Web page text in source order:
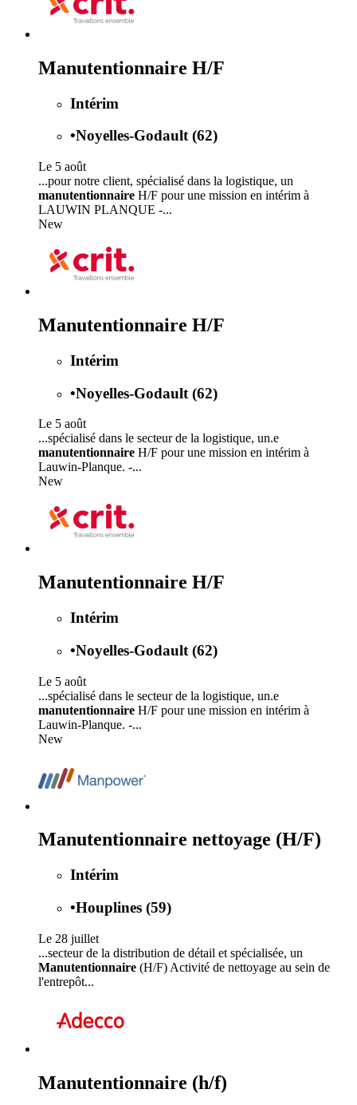
Manutentionnaire H/F
Intérim
•Noyelles-Godault (62)
Le 5 août
...pour notre client, spécialisé dans la logistique, un
manutentionnaire H/F pour une mission en intérim à
LAUWIN PLANQUE -...
New
Manutentionnaire H/F
Intérim
•Noyelles-Godault (62)
Le 5 août
...spécialisé dans le secteur de la logistique, un.e
manutentionnaire H/F pour une mission en intérim à
Lauwin-Planque. -...
New
Manutentionnaire H/F
Intérim
•Noyelles-Godault (62)
Le 5 août
...spécialisé dans le secteur de la logistique, un.e
manutentionnaire H/F pour une mission en intérim à
Lauwin-Planque. -...
New
Manutentionnaire nettoyage (H/F)
Intérim
•Houplines (59)
Le 28 juillet
...secteur de la distribution de détail et spécialisée, un
Manutentionnaire (H/F) Activité de nettoyage au sein de
l'entrepôt...
Manutentionnaire (h/f)